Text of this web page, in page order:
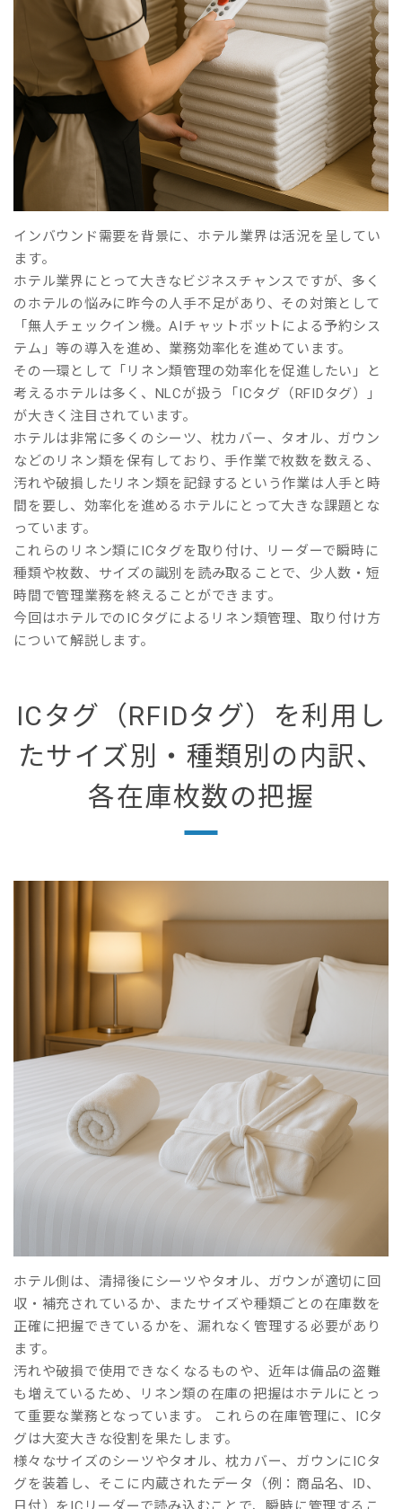
インバウンド需要を背景に、ホテル業界は活況を呈してい
ます。
ホテル業界にとって大きなビジネスチャンスですが、多く
のホテルの悩みに昨今の人手不足があり、その対策として
「無人チェックイン機。AIチャットボットによる予約シス
テム」等の導入を進め、業務効率化を進めています。
その一環として「リネン類管理の効率化を促進したい」と
考えるホテルは多く、NLCが扱う「ICタグ（RFIDタグ）」
が大きく注目されています。
ホテルは非常に多くのシーツ、枕カバー、タオル、ガウン
などのリネン類を保有しており、手作業で枚数を数える、
汚れや破損したリネン類を記録するという作業は人手と時
間を要し、効率化を進めるホテルにとって大きな課題とな
っています。
これらのリネン類にICタグを取り付け、リーダーで瞬時に
種類や枚数、サイズの識別を読み取ることで、少人数・短
時間で管理業務を終えることができます。
今回はホテルでのICタグによるリネン類管理、取り付け方
について解説します。
ICタグ（RFIDタグ）を利用し
たサイズ別・種類別の内訳、
各在庫枚数の把握
ホテル側は、清掃後にシーツやタオル、ガウンが適切に回
収・補充されているか、またサイズや種類ごとの在庫数を
正確に把握できているかを、漏れなく管理する必要があり
ます。
汚れや破損で使用できなくなるものや、近年は備品の盗難
も増えているため、リネン類の在庫の把握はホテルにとっ
て重要な業務となっています。 これらの在庫管理に、ICタ
グは大変大きな役割を果たします。
様々なサイズのシーツやタオル、枕カバー、ガウンにICタ
グを装着し、そこに内蔵されたデータ（例：商品名、ID、